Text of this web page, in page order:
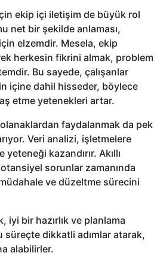
ekip içi iletişim de büyük rol
net bir şekilde anlaması,
elzemdir. Mesela, ekip
herkesin fikrini almak, problem
Bu sayede, çalışanlar
içine dahil hisseder, böylece
etme yetenekleri artar.
faydalanmak da pek
Veri analizi, işletmelere
kazandırır. Akıllı
sorunlar zamanında
ve düzeltme sürecini
iyi bir hazırlık ve planlama
dikkatli adımlar atarak,
alabilirler.